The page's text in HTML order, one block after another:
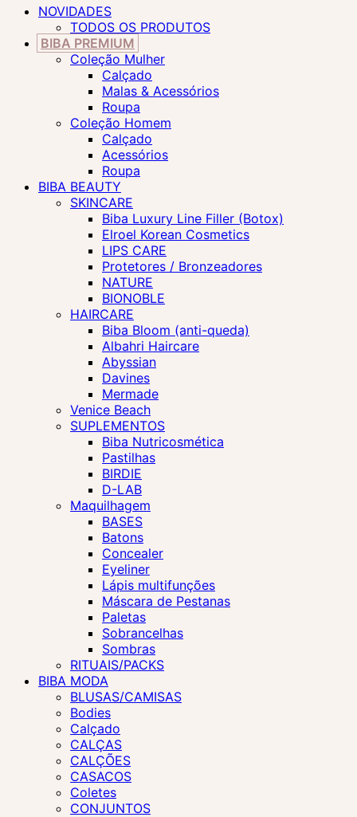
NOVIDADES
TODOS OS PRODUTOS
BIBA PREMIUM
Coleção Mulher
Calçado
Malas & Acessórios
Roupa
Coleção Homem
Calçado
Acessórios
Roupa
BIBA BEAUTY
SKINCARE
Biba Luxury Line Filler (Botox)
Elroel Korean Cosmetics
LIPS CARE
Protetores / Bronzeadores
NATURE
BIONOBLE
HAIRCARE
Biba Bloom (anti-queda)
Albahri Haircare
Abyssian
Davines
Mermade
Venice Beach
SUPLEMENTOS
Biba Nutricosmética
Pastilhas
BIRDIE
D-LAB
Maquilhagem
BASES
Batons
Concealer
Eyeliner
Lápis multifunções
Máscara de Pestanas
Paletas
Sobrancelhas
Sombras
RITUAIS/PACKS
BIBA MODA
BLUSAS/CAMISAS
Bodies
Calçado
CALÇAS
CALÇÕES
CASACOS
Coletes
CONJUNTOS